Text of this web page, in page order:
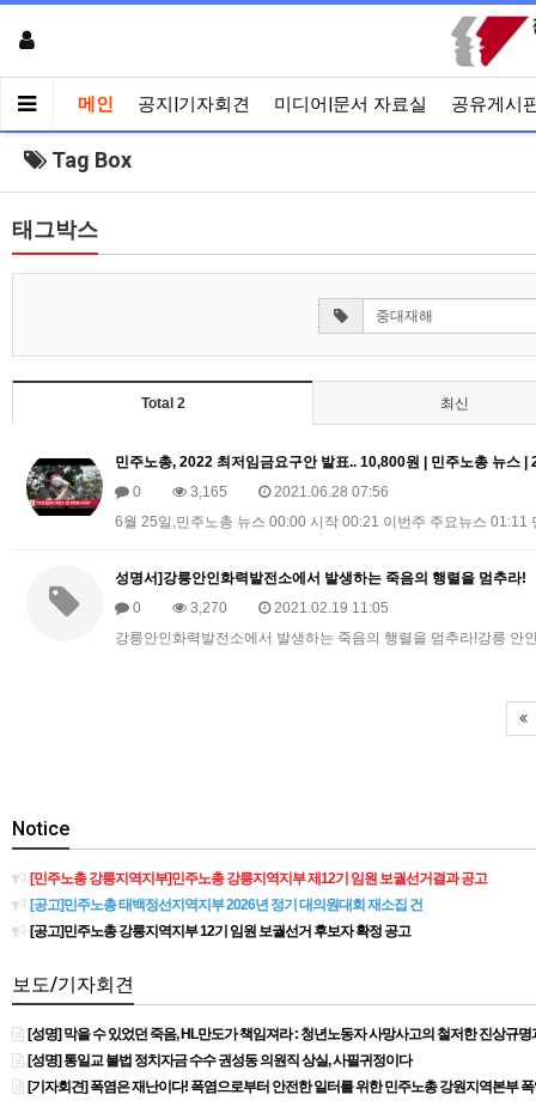
메인 공지|기자회견 미디어|문서 자료실 공유게시
Tag Box
태그박스
Total 2 최신
민주노총, 2022 최저임금요구안 발표.. 10,800원 | 민주노총 뉴스 |
0
3,165
2021.06.28 07:56
6월 25일,민주노총 뉴스 00:00 시작 00:21 이번주 주요뉴스
성명서]강릉안인화력발전소에서 발생하는 죽음의 행렬을 멈추라!
0
3,270
2021.02.19 11:05
강릉안인화력발전소에서 발생하는 죽음의 행렬을 멈추라!강릉
Notice
[민주노총 강릉지역지부]민주노총 강릉지역지부 제12기 임원 보궐선거결과 공고
[공고]민주노총 태백정선지역지부 2026년 정기 대의원대회 재소집 건
[공고]민주노총 강릉지역지부 12기 임원 보궐선거 후보자 확정 공고
보도/기자회견
[성명] 막을 수 있었던 죽음, HL만도가 책임져라 : 청년노동자 사망사고의 철저한 진상규
[성명] 통일교 불법 정치자금 수수 권성동 의원직 상실, 사필귀정이다
[기자회견] 폭염은 재난이다! 폭염으로부터 안전한 일터를 위한 민주노총 강원지역본부